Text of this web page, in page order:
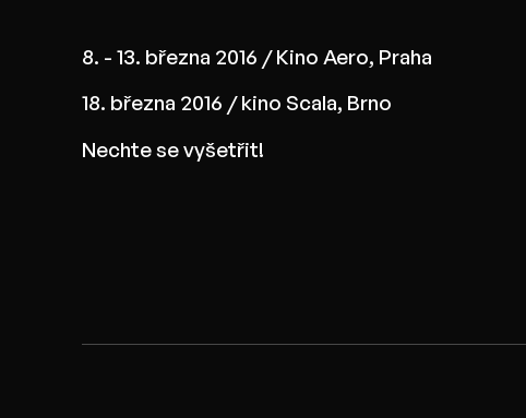
8. - 13. března 2016 / Kino Aero, Praha
18. března 2016 / kino Scala, Brno
Nechte se vyšetřit!